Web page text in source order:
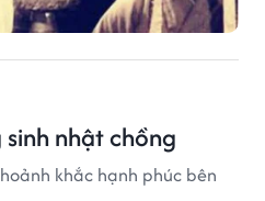
nhật chồng
khắc hạnh phúc bên